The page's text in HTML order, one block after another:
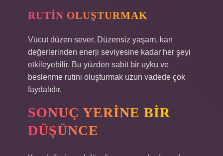
RUTIN OLUŞTURMAK
Vücut düzen sever. Düzensiz yaşam, kan
değerlerinden enerji seviyesine kadar her şeyi
etkileyebilir. Bu yüzden sabit bir uyku ve
beslenme rutini oluşturmak uzun vadede çok
faydalıdır.
SONUÇ YERINE BIR
DÜŞÜNCE